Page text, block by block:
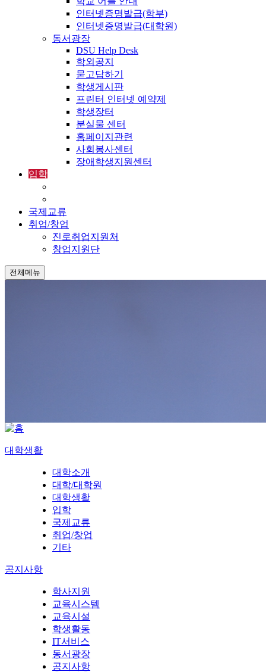
인터넷증명발급(학부)
인터넷증명발급(대학원)
동서광장
DSU Help Desk
학외공지
묻고답하기
학생게시판
프린터 인터넷 예약제
학생장터
분실물 센터
홈페이지관련
사회봉사센터
장애학생지원센터
입학
국제교류
취업/창업
진로취업지원처
창업지원단
전체메뉴
대학생활
대학소개
대학/대학원
대학생활
입학
국제교류
취업/창업
기타
공지사항
학사지원
교육시스템
교육시설
학생활동
IT서비스
동서광장
공지사항